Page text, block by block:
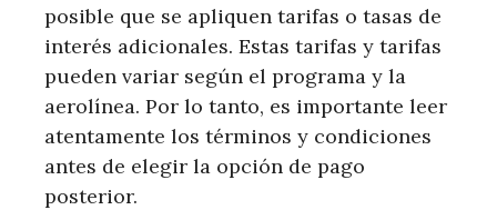
posible que se apliquen tarifas o tasas de
interés adicionales. Estas tarifas y tarifas
pueden variar según el programa y la
aerolínea. Por lo tanto, es importante leer
atentamente los términos y condiciones
antes de elegir la opción de pago
posterior.